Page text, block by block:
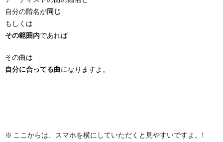
自分の階名が同じ
もしくは
その範囲内であれば
その曲は
自分に合ってる曲になりますよ。
※ ここからは、スマホを横にしていただくと見やすいですよ。!